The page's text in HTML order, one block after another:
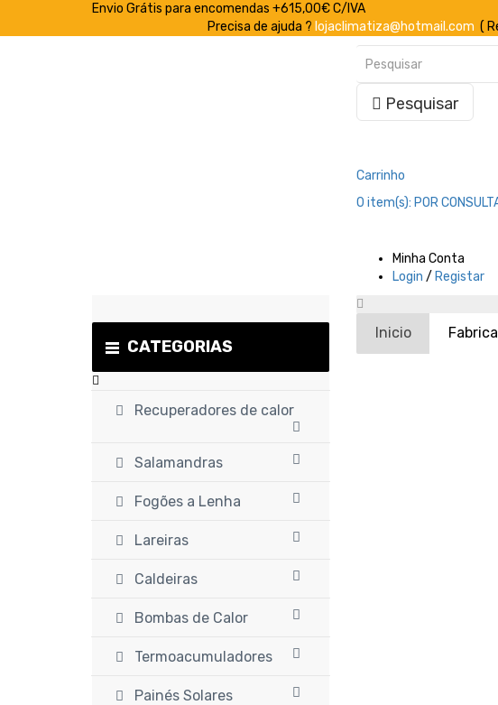
Envio Grátis para encomendas +615,00€ C/IVA
Precisa de ajuda ? lojaclimatiza@hotmail.com (
Pesquisar
Carrinho
0 item(s): POR
Minha Conta
Login / Registar
CATEGORIAS
Recuperadores de calor
Salamandras
Fogões a Lenha
Lareiras
Caldeiras
Bombas de Calor
Termoacumuladores
Painés Solares
Inicio